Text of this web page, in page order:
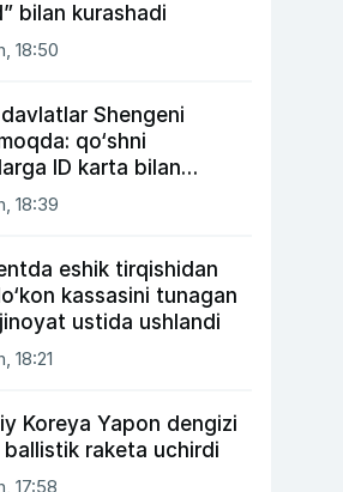
bilan kurashadi
18:50
Shengeni
qo‘shni
ID karta bilan
18:39
eshik tirqishidan
kassasini tunagan
jinoyat ustida ushlandi
18:21
Koreya Yapon dengizi
raketa uchirdi
17:58